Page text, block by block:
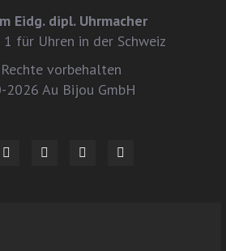
Eidg. dipl. Uhrmacher
für Uhren in der Schweiz
vorbehalten
Au Bijou GmbH